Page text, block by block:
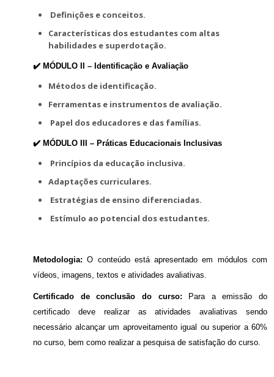
Definições e conceitos.
Características dos estudantes com altas
habilidades e superdotação.
✔️ MÓDULO II – Identificação e Avaliação
Métodos de identificação.
Ferramentas e instrumentos de avaliação.
Papel dos educadores e das famílias.
✔️ MÓDULO III – Práticas Educacionais Inclusivas
Princípios da educação inclusiva.
Adaptações curriculares.
Estratégias de ensino diferenciadas.
Estímulo ao potencial dos estudantes.
Metodologia:O conteúdo está apresentado em módulos com
vídeos, imagens, textos e atividades avaliativas.
Certificado de conclusão do curso:
Para a emissão do
certificado deve realizar as atividades avaliativas sendo
necessário alcançar um aproveitamento igual ou superior a 60%
no curso, bem como realizar a pesquisa de satisfação do curso.